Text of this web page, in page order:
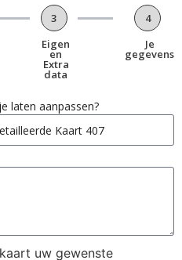
3
Eigen
en
Extra
data
4
Je
gegevens
laten aanpassen?
uw gewenste